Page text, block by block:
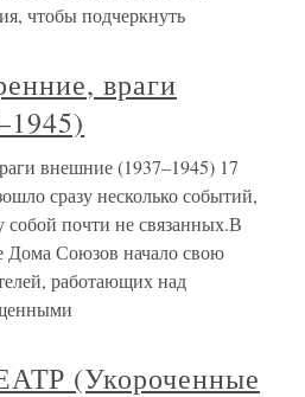
чтобы подчеркнуть
враги
внешние (1937–1945) 17
сразу несколько событий,
собой почти не связанных.В
Дома Союзов начало свою
работающих над
(Укороченные